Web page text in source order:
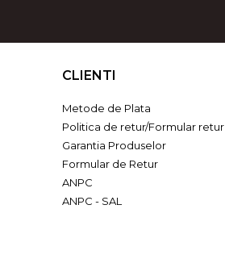
CLIENTI
Metode de Plata
Politica de retur/Formular retur
Garantia Produselor
Formular de Retur
ANPC
ANPC - SAL